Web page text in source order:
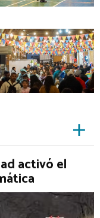
activó el